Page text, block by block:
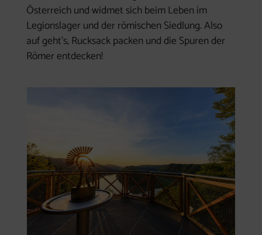
Österreich und widmet sich beim Leben im
Legionslager und der römischen Siedlung. Also
auf geht's, Rucksack packen und die Spuren der
Römer entdecken!